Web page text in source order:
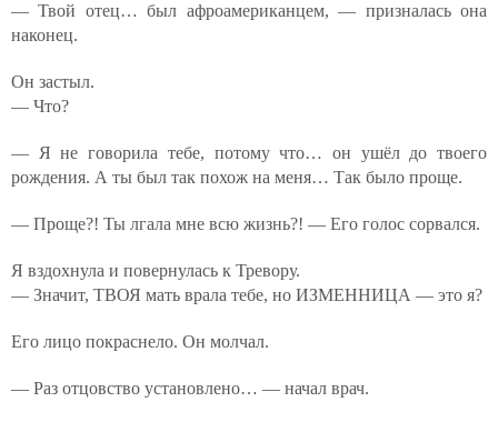
— Твой отец… был афроамериканцем, — призналась она
наконец.
Он застыл.
— Что?
— Я не говорила тебе, потому что… он ушёл до твоего
рождения. А ты был так похож на меня… Так было проще.
— Проще?! Ты лгала мне всю жизнь?! — Его голос сорвался.
Я вздохнула и повернулась к Тревору.
— Значит, ТВОЯ мать врала тебе, но ИЗМЕННИЦА — это я?
Его лицо покраснело. Он молчал.
— Раз отцовство установлено… — начал врач.